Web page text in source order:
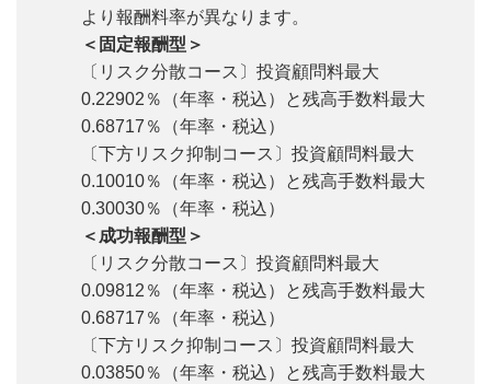
より報酬料率が異なります。
＜固定報酬型＞
〔リスク分散コース〕投資顧問料最大
0.22902％（年率・税込）と残高手数料最大
0.68717％（年率・税込）
〔下方リスク抑制コース〕投資顧問料最大
0.10010％（年率・税込）と残高手数料最大
0.30030％（年率・税込）
＜成功報酬型＞
〔リスク分散コース〕投資顧問料最大
0.09812％（年率・税込）と残高手数料最大
0.68717％（年率・税込）
〔下方リスク抑制コース〕投資顧問料最大
0.03850％（年率・税込）と残高手数料最大